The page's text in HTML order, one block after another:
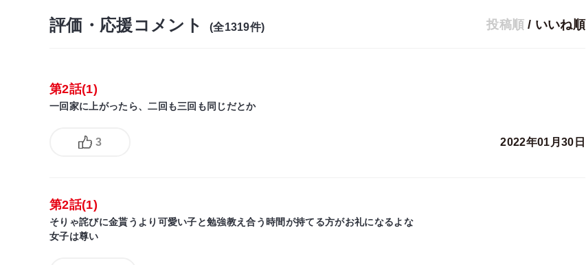
評価・応援コメント (全1319件) 投稿順 / いいね順
第2話(1)
一回家に上がったら、二回も三回も同じだとか
3 2022年01月30日
第2話(1)
そりゃ詫びに金貰うより可愛い子と勉強教え合う時間が持てる方がお礼になるよな
女子は尊い